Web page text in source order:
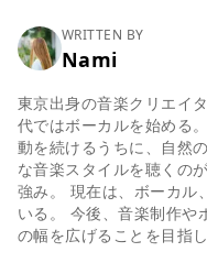
WRITTEN BY
Nami
東京出身の音楽クリエイ
代ではボーカルを始める
動を続けるうちに、自然
な音楽スタイルを聴くの
強み。 現在は、ボーカル
いる。 今後、音楽制作や
の幅を広げることを目指し